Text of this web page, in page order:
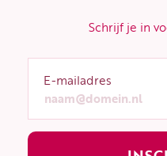
Schrijf je in
E-mailadres